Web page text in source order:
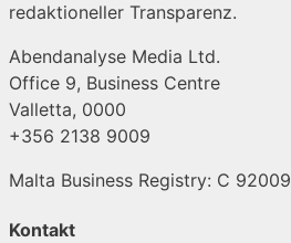
redaktioneller Transparenz.
Abendanalyse Media Ltd.
Office 9, Business Centre
Valletta, 0000
+356 2138 9009
Malta Business Registry: C 92009
Kontakt